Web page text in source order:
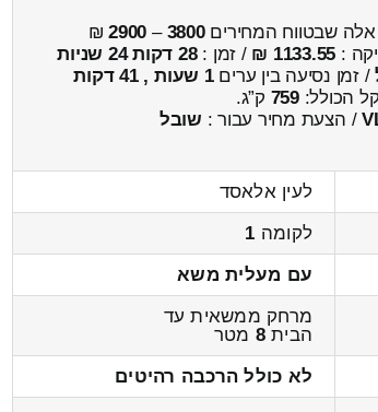
שבטווח המחירים3800
–
2900
₪
:
1133.55 ₪ / זמן :28 דקות 24 שניות
/ זמן נסיעה בין ערים1 שעות , 41 דקות
הכולל:759 ק”ג.
/ הצעת מחיר עבור : שובל
לעין אלאסד
לקומה 1
עם מעלית משא
מרחק ממשאית עד
הבית8 מטר
לא כולל הרכבה רהיטים